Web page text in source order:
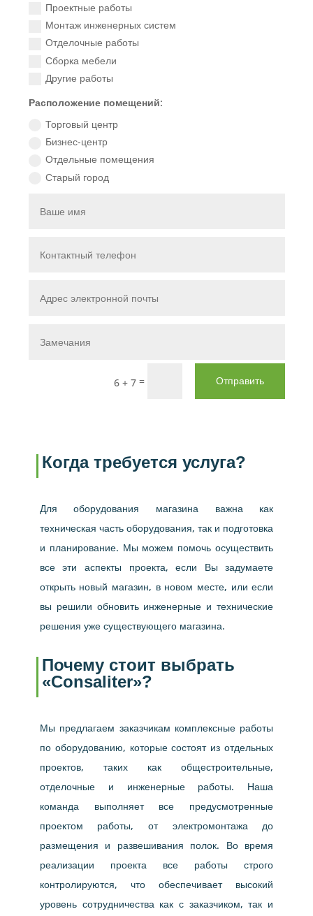
Проектные работы
Монтаж инженерных систем
Отделочные работы
Сборка мебели
Другие работы
Расположение помещений:
Торговый центр
Бизнес-центр
Отдельные помещения
Старый город
6 + 7= Отправить
Когда требуется услуга?
Для оборудования магазина важна как
техническая часть оборудования, так и подготовка
и планирование. Мы можем помочь осуществить
все эти аспекты проекта, если Вы задумаете
открыть новый магазин, в новом месте, или если
вы решили обновить инженерные и технические
решения уже существующего магазина.
Почему стоит выбрать
«Consaliter»?
Мы предлагаем заказчикам комплексные работы
по оборудованию, которые состоят из отдельных
проектов, таких как общестроительные,
отделочные и инженерные работы. Наша
команда выполняет все предусмотренные
проектом работы, от электромонтажа до
размещения и развешивания полок. Во время
реализации проекта все работы строго
контролируются, что обеспечивает высокий
уровень сотрудничества как с заказчиком, так и